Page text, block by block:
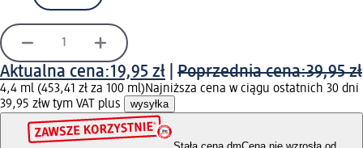
Aktualna cena:19,95 zł Poprzednia cena:39,95 zł
4,4 ml (453,41 zł za 100 ml)Najniższa cena w ciągu ostatnich 30 dni
39,95 złw tym VAT plus wysyłka